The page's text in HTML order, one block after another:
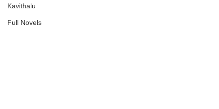
Kavithalu
Full Novels